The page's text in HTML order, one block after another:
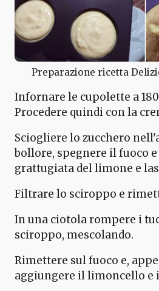
Preparazione ricetta
Infornare le cupolette a
Procedere quindi con la
Sciogliere lo zucchero
bollore, spegnere il fuoco
grattugiata del limone e
Filtrare lo sciroppo e
In una ciotola rompere i
sciroppo, mescolando.
Rimettere sul fuoco e,
aggiungere il limoncello e